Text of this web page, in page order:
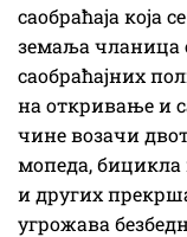
саобраћаја која
земаља чланица
саобраћајних
на откривање и
чине возачи
мопеда, бицикла
и других
угрожава